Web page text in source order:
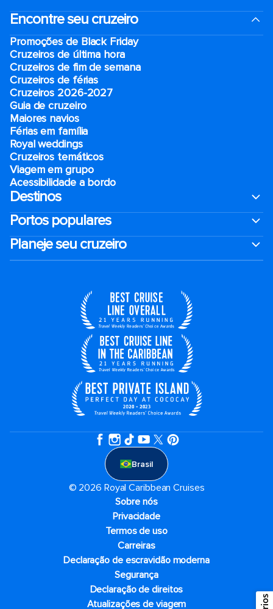
Encontre seu cruzeiro
Promoções de Black Friday
Cruzeiros de última hora
Cruzeiros de fim de semana
Cruzeiros de férias
Cruzeiros 2026-2027
Guia de cruzeiro
Maiores navios
Férias em família
Royal weddings
Cruzeiros temáticos
Viagem em grupo
Acessibilidade a bordo
Destinos
Portos populares
Planeje seu cruzeiro
Brasil
© 2026 Royal Caribbean Cruises
Sobre nós
Privacidade
Termos de uso
Carreiras
Declaração de escravidão moderna
Segurança
Declaração de direitos
Atualizações de viagem